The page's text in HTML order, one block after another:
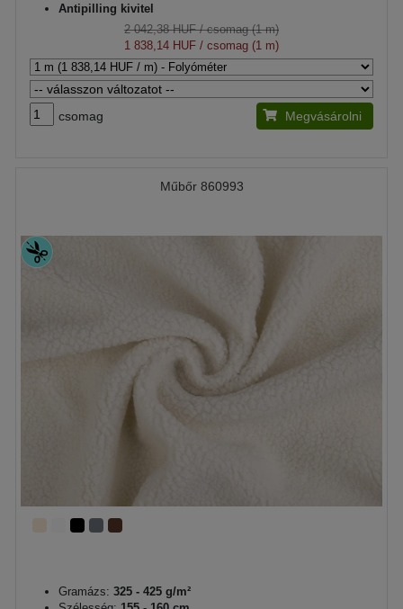
Antipilling kivitel
2 042,38 HUF/ csomag (1 m)
1 838,14 HUF / csomag (1 m)
csomag Megvásárolni
Műbőr 860993
Gramázs: 325 - 425 g/m²